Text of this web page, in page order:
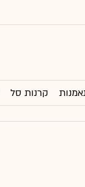
קרנות סל